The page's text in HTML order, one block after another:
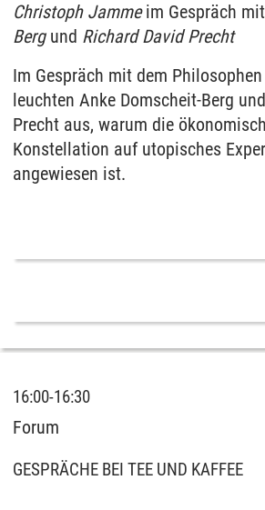
Christoph Jammeim Gespräch mit
Bergund Richard David Precht
Im Gespräch mit dem
leuchten Anke Domscheit-Berg
Precht aus, warum die
Konstellation auf utopisches
angewiesen ist.
16:00-16:30
Forum
GESPRÄCHE BEI TEE UND KAFFEE